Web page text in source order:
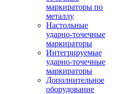
маркираторы по
металлу
Настольные
ударно-точечные
маркираторы
Интегрируемые
ударно-точечные
маркираторы
Дополнительное
оборудование